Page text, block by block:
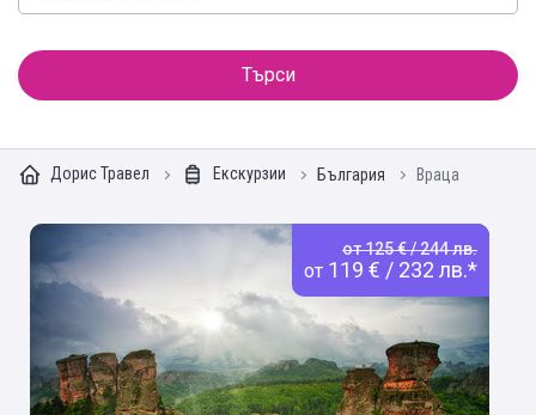
Търси
Дорис Травел Екскурзии България Враца
от 125 € / 244 лв.
от 119 € / 232 лв.*